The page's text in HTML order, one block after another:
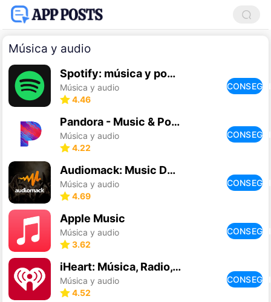
Música y audio
Spotify: música y podcasts
Música y audio
4.46
Pandora - Music & Podcasts
Música y audio
4.22
Audiomack: Music Downloader
Música y audio
4.69
Apple Music
Música y audio
3.62
iHeart: Música, Radio, Podcast
Música y audio
4.52